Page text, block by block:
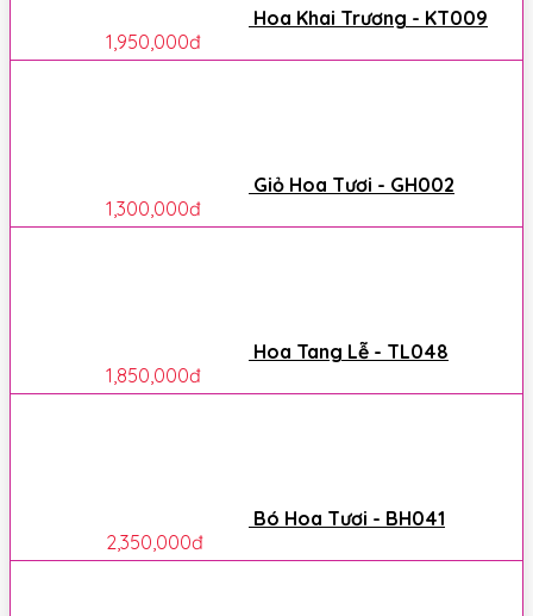
Hoa Khai Trương - KT009
1,950,000đ
Giỏ Hoa Tươi - GH002
1,300,000đ
Hoa Tang Lễ - TL048
1,850,000đ
Bó Hoa Tươi - BH041
2,350,000đ